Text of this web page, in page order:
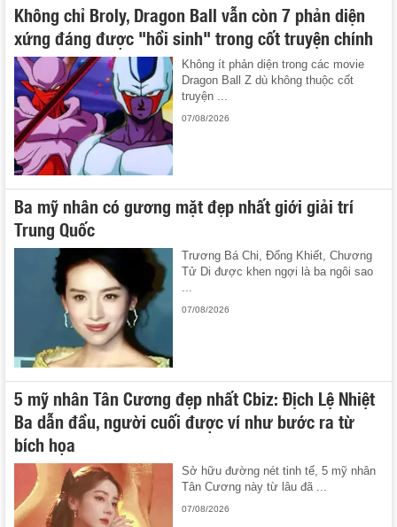
Không chỉ Broly, Dragon Ball vẫn còn 7 phản diện
xứng đáng được "hồi sinh" trong cốt truyện chính
Không ít phản diện trong các movie
Dragon Ball Z dù không thuộc cốt
truyện ...
07/08/2026
Ba mỹ nhân có gương mặt đẹp nhất giới giải trí
Trung Quốc
Trương Bá Chi, Đổng Khiết, Chương
Tử Di được khen ngợi là ba ngôi sao
...
07/08/2026
5 mỹ nhân Tân Cương đẹp nhất Cbiz: Địch Lệ Nhiệt
Ba dẫn đầu, người cuối được ví như bước ra từ
bích họa
Sở hữu đường nét tinh tế, 5 mỹ nhân
Tân Cương này từ lâu đã ...
07/08/2026